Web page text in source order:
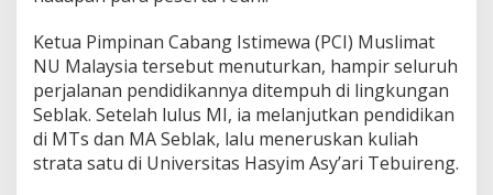
a
n
“
N
g
a
j
i
Ketua Pimpinan Cabang Istimewa (PCI) Muslimat
NU Malaysia tersebut menuturkan, hampir seluruh
perjalanan pendidikannya ditempuh di lingkungan
Seblak. Setelah lulus MI, ia melanjutkan pendidikan
di MTs dan MA Seblak, lalu meneruskan kuliah
strata satu di Universitas Hasyim Asy’ari Tebuireng.